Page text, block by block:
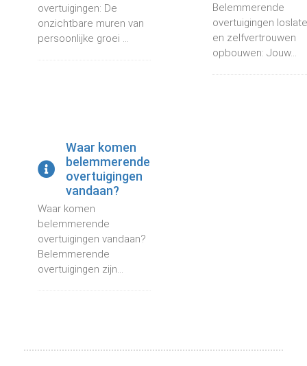
overtuigingen: De
onzichtbare muren van
persoonlijke groei ...
Belemmerende
overtuigingen
en zelfvertrouwen
opbouwen: Jouw...
Waar komen
belemmerende
overtuigingen
vandaan?
Waar komen
belemmerende
overtuigingen vandaan?
Belemmerende
overtuigingen zijn...